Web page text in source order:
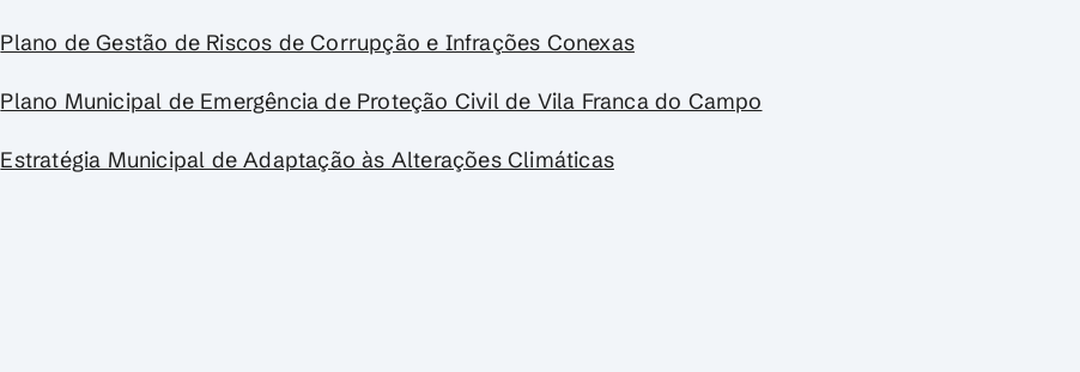
Plano de Gestão de Riscos de Corrupção e Infrações Conexas
Plano Municipal de Emergência de Proteção Civil de Vila Franca do Campo
Estratégia Municipal de Adaptação às Alterações Climáticas